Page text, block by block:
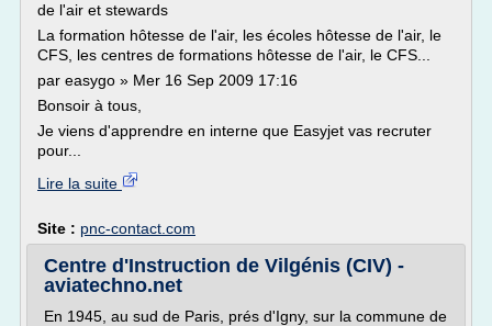
de l'air et stewards
La formation hôtesse de l'air, les écoles hôtesse de l'air, le
CFS, les centres de formations hôtesse de l'air, le CFS...
par easygo » Mer 16 Sep 2009 17:16
Bonsoir à tous,
Je viens d'apprendre en interne que Easyjet vas recruter
pour...
Lire la suite
Site : pnc-contact.com
Centre d'Instruction de Vilgénis (CIV) -
aviatechno.net
En 1945, au sud de Paris, prés d'Igny, sur la commune de